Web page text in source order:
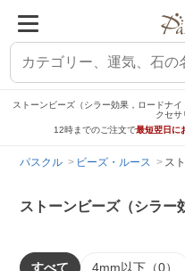
ストーンビーズ（シラー効果，ロードナ
クセサ
12時までのご注文で最短翌日に
パスクル ビーズ・ルース ス
ストーンビーズ（シラー
すべて 4mm以下（0）